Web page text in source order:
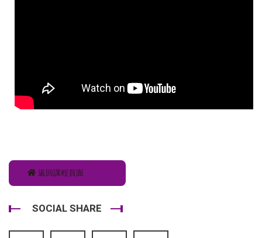
返回課程頁面
SOCIAL SHARE